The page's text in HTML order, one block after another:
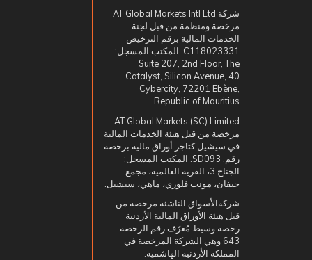
شركة AT Global Markets Intl Ltd
مرخصة ومنظمة من قبل لجنة
الخدمات المالية برقم الترخيص
C118023331. المكتب المسجل:
Suite 207, 2nd Floor, The
Catalyst, Silicon Avenue, 40
Cybercity, 72201 Ebène,
Republic of Mauritius.
AT Global Markets (SC) Limited
مرخصة من قبل هيئة الخدمات المالية
في سيشيل كتاجر أوراق مالية برخصة
رقم. SD093. المكتب المسجل:
الجناح 3، القرية العالمية، مجمع
جيفان، مونت فلوري، ماهي، سيشيل.
شركةالأسواق الناشئة مرخصة من
قبل هيئة الأوراق المالية الأردنية
رخصة وسيط مُعرّف رقم الرخصة
643 وهي الشركة المرخصة في
المملكة الأردنية الهاشمية.